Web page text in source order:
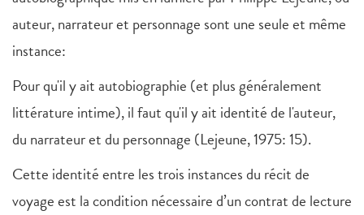
auteur, narrateur et personnage sont une seule et même
instance:
Pour qu'il y ait autobiographie (et plus généralement
littérature intime), il faut qu'il y ait identité de l'auteur,
du narrateur et du personnage (Lejeune, 1975: 15).
Cette identité entre les trois instances du récit de
voyage est la condition nécessaire d’un contrat de lecture